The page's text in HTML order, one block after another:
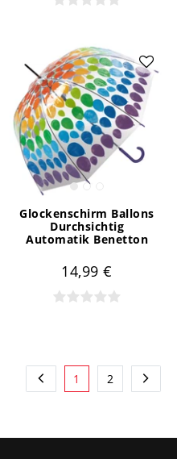
Glockenschirm Ballons
Durchsichtig
Automatik Benetton
14,99 €
1 2